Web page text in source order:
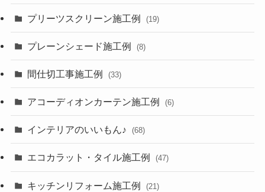
プリーツスクリーン施工例 (19)
プレーンシェード施工例 (8)
間仕切工事施工例 (33)
アコーディオンカーテン施工例 (6)
インテリアのいいもん♪ (68)
エコカラット・タイル施工例 (47)
キッチンリフォーム施工例 (21)